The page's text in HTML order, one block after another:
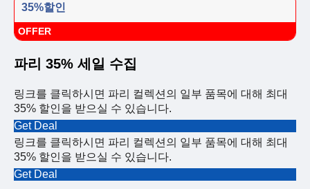
35%할인
OFFER
파리 35% 세일 수집
링크를 클릭하시면 파리 컬렉션의 일부 품목에 대해 최대
35% 할인을 받으실 수 있습니다.
Get Deal
링크를 클릭하시면 파리 컬렉션의 일부 품목에 대해 최대
35% 할인을 받으실 수 있습니다.
Get Deal